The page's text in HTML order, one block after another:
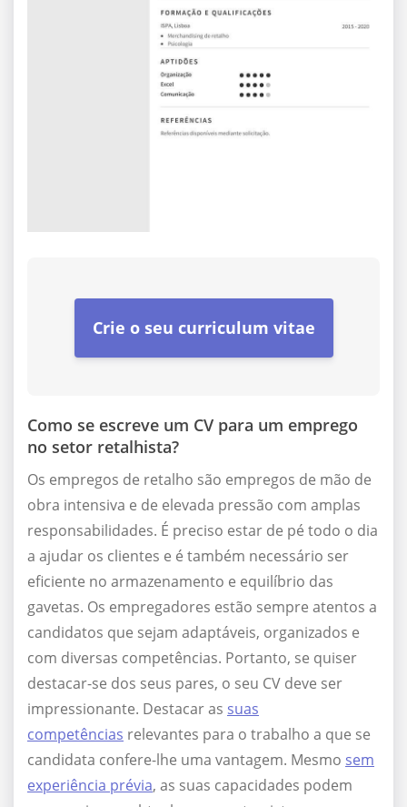
Crie o seu curriculum vitae
Como se escreve um CV para um emprego
no setor retalhista?
Os empregos de retalho são empregos de mão de
obra intensiva e de elevada pressão com amplas
responsabilidades. É preciso estar de pé todo o dia
a ajudar os clientes e é também necessário ser
eficiente no armazenamento e equilíbrio das
gavetas. Os empregadores estão sempre atentos a
candidatos que sejam adaptáveis, organizados e
com diversas competências. Portanto, se quiser
destacar-se dos seus pares, o seu CV deve ser
impressionante. Destacar as suas
competências relevantes para o trabalho a que se
candidata confere-lhe uma vantagem. Mesmo sem
experiência prévia, as suas capacidades podem